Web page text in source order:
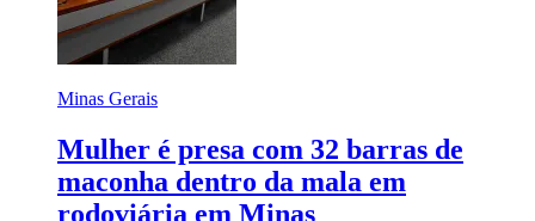
Minas Gerais
Mulher é presa com 32 barras de
maconha dentro da mala em
rodoviária em Minas